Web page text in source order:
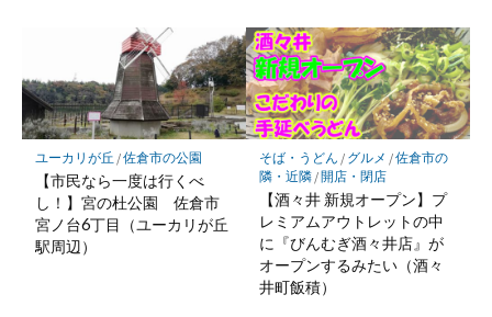
ユーカリが丘 /佐倉市の公園
【市民なら一度は行くべ
し！】宮の杜公園 佐倉市
宮ノ台6丁目（ユーカリが丘
駅周辺）
そば・うどん / グルメ /佐倉市の
隣・近隣/開店・閉店
【酒々井 新規オープン】プ
レミアムアウトレットの中
に『びんむぎ酒々井店』が
オープンするみたい（酒々
井町飯積）